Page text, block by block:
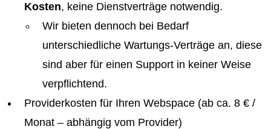
Kosten, keine Dienstverträge notwendig.
Wir bieten dennoch bei Bedarf
unterschiedliche Wartungs-Verträge an, diese
sind aber für einen Support in keiner Weise
verpflichtend.
Providerkosten für Ihren Webspace (ab ca. 8 € /
Monat – abhängig vom Provider)